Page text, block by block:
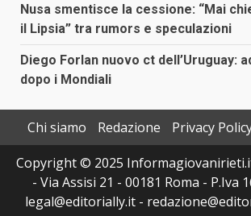
Nusa smentisce la cessione: “Mai
il Lipsia” tra rumors e speculazioni
Diego Forlan nuovo ct dell’Uruguay:
dopo i Mondiali
Chi siamo Redazione Privacy
Copyright © 2025
- Via Assisi 21 - 00181 Roma - P.Iva
legal@editorially.it -